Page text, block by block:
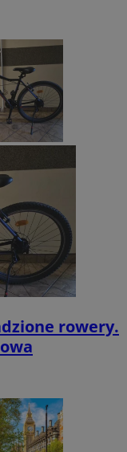
rowery.